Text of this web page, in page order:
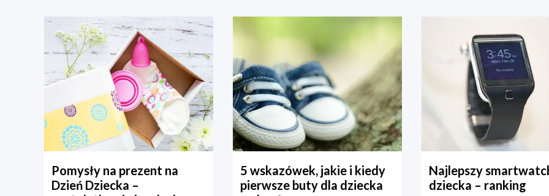
Pomysły na prezent na
Dzień Dziecka –
5 wskazówek, jakie i kiedy
pierwsze buty dla dziecka
Najlepszy
dziecka – ranking